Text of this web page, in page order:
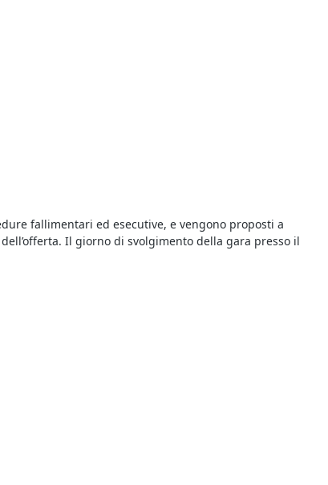
fallimentari ed esecutive, e vengono proposti a
Il giorno di svolgimento della gara presso il